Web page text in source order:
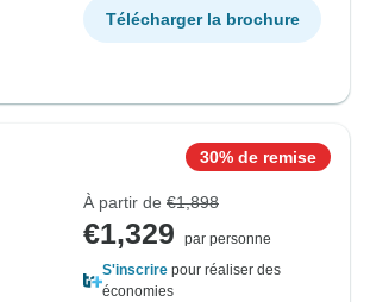
Télécharger la brochure
30% de remise
À partir de €1,898
€1,329
par personne
S'inscrire pour réaliser des
économies